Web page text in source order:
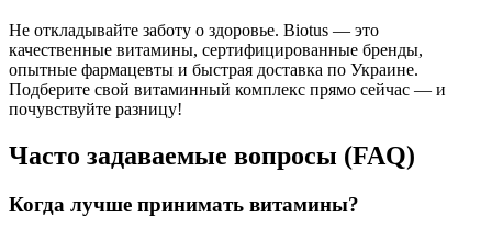
Не откладывайте заботу о здоровье. Biotus — это
качественные витамины, сертифицированные бренды,
опытные фармацевты и быстрая доставка по Украине.
Подберите свой витаминный комплекс прямо сейчас — и
почувствуйте разницу!
Часто задаваемые вопросы (FAQ)
Когда лучше принимать витамины?